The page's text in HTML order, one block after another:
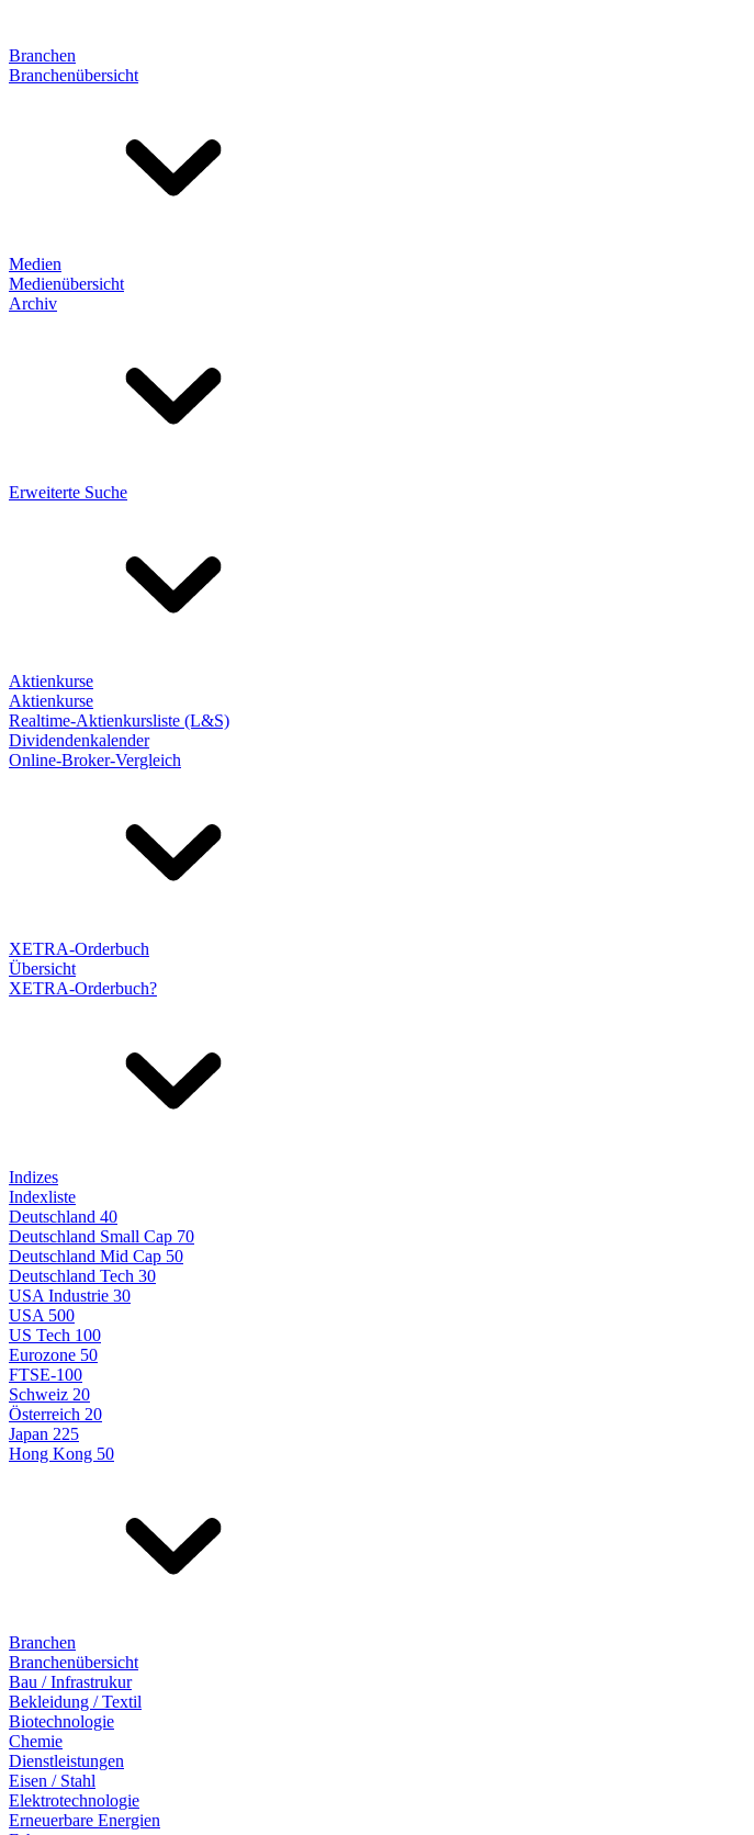
Branchen
Branchenübersicht
Medien
Medienübersicht
Archiv
Erweiterte Suche
Aktienkurse
Aktienkurse
Realtime-Aktienkursliste (L&S)
Dividendenkalender
Online-Broker-Vergleich
XETRA-Orderbuch
Übersicht
XETRA-Orderbuch?
Indizes
Indexliste
Deutschland 40
Deutschland Small Cap 70
Deutschland Mid Cap 50
Deutschland Tech 30
USA Industrie 30
USA 500
US Tech 100
Eurozone 50
FTSE-100
Schweiz 20
Österreich 20
Japan 225
Hong Kong 50
Branchen
Branchenübersicht
Bau / Infrastrukur
Bekleidung / Textil
Biotechnologie
Chemie
Dienstleistungen
Eisen / Stahl
Elektrotechnologie
Erneuerbare Energien